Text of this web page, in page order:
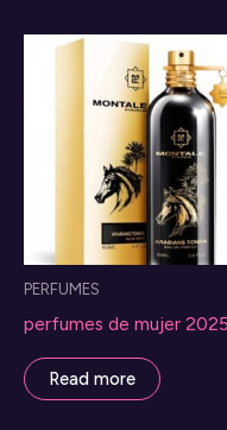
PERFUMES
perfumes de mujer 2025
Read more